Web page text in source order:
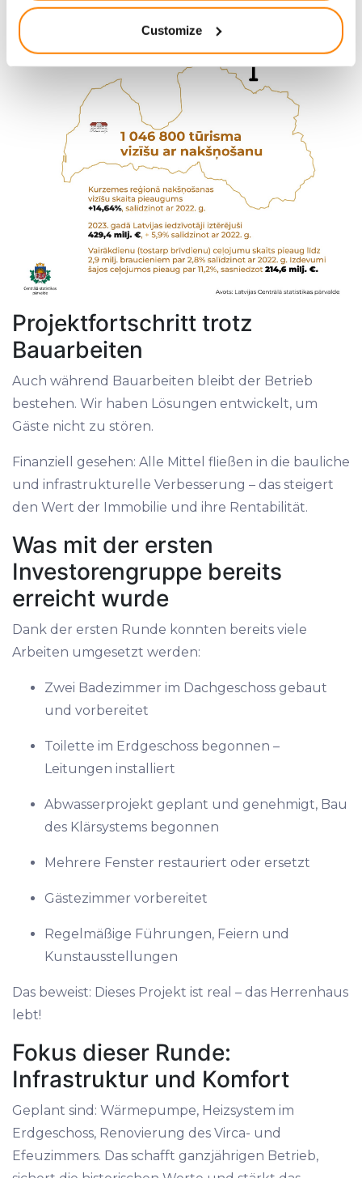
location which can be accurate to within several
Identify your device by actively scanning it for
specific characteristics (fingerprinting)
Find out more about how your personal data is processed
and set your preferences in the
We use cookies to provide website functionality, analyse
traffic data, display customized page content and
advertising. See more in ourCookies policy
Customize
Projektfortschritt trotz
Bauarbeiten
Auch während Bauarbeiten bleibt der Betrieb
bestehen. Wir haben Lösungen entwickelt, um
Gäste nicht zu stören.
Finanziell gesehen: Alle Mittel fließen in die bauliche
und infrastrukturelle Verbesserung – das steigert
den Wert der Immobilie und ihre Rentabilität.
Was mit der ersten
Investorengruppe bereits
erreicht wurde
Dank der ersten Runde konnten bereits viele
Arbeiten umgesetzt werden:
Zwei Badezimmer im Dachgeschoss gebaut
und vorbereitet
Toilette im Erdgeschoss begonnen –
Leitungen installiert
Abwasserprojekt geplant und genehmigt, Bau
des Klärsystems begonnen
Mehrere Fenster restauriert oder ersetzt
Gästezimmer vorbereitet
Regelmäßige Führungen, Feiern und
Kunstausstellungen
Das beweist: Dieses Projekt ist real – das Herrenhaus
lebt!
Fokus dieser Runde:
Infrastruktur und Komfort
Geplant sind: Wärmepumpe, Heizsystem im
Erdgeschoss, Renovierung des Virca- und
Efeuzimmers. Das schafft ganzjährigen Betrieb,